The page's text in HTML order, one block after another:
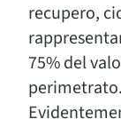
recupero,
75% del
perimetrato.